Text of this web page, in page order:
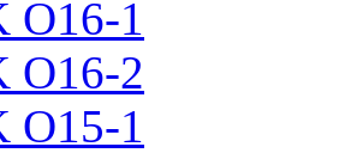
O16-1
O16-2
O15-1